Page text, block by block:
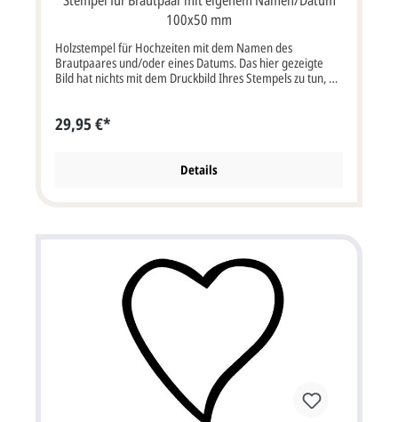
100x50 mm
Holzstempel für Hochzeiten mit dem Namen des
Brautpaares und/oder eines Datums. Das hier gezeigte
Bild hat nichts mit dem Druckbild Ihres Stempels zu tun, es
beträgt 100x50 mm. Sie erhalten von uns
selbstverständlich einen kostenlosen Korrekturabzug per E-
der Stempelplatte angelegt ist. Diesen Korrekturabzug
29,95 €*
Details